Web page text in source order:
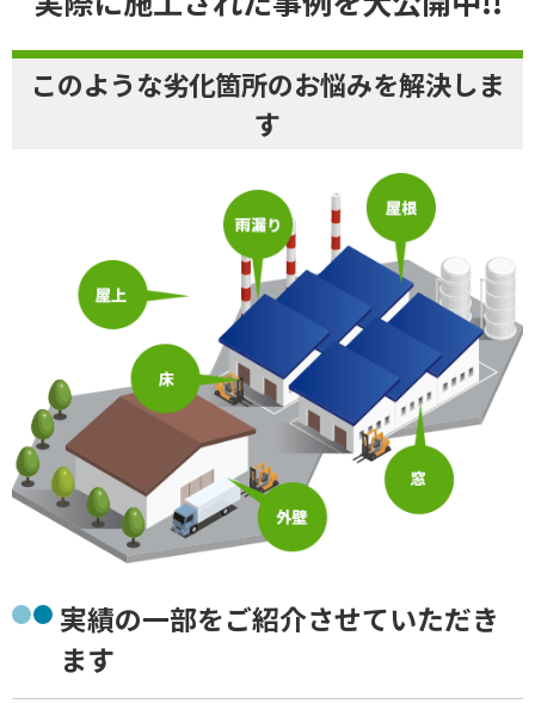
このような劣化箇所のお悩みを解決しま
す
実績の一部をご紹介させていただき
ます